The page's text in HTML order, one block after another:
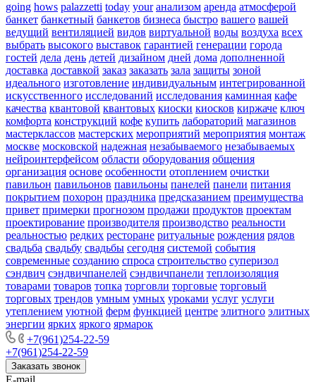
going hows palazzetti today your анализом аренда атмосферой
банкет банкетный банкетов бизнеса быстро вашего вашей
ведущий вентиляцией видов виртуальной воды воздуха всех
выбрать высокого выставок гарантией генерации города
гостей дела день детей дизайном дней дома дополненной
доставка доставкой заказ заказать зала защиты зоной
идеального изготовление индивидуальным интегрированной
искусственного исследований исследования каминная кафе
качества квантовой квантовых киоски киосков киржаче ключ
комфорта конструкций кофе купить лабораторий магазинов
мастерклассов мастерских мероприятий мероприятия монтаж
москве московской надежная незабываемого незабываемых
нейроинтерфейсом области оборудования общения
организация основе особенности отоплением очистки
павильон павильонов павильоны панелей панели питания
покрытием похорон праздника предсказанием преимущества
привет примерки прогнозом продажи продуктов проектам
проектирование производителя производство реальности
реальностью редких ресторане ритуальные рождения рядов
свадьба свадьбу свадьбы сегодня системой события
современные созданию спроса строительство суперизол
сэндвич сэндвичпанелей сэндвичпанели теплоизоляция
товарами товаров топка торговли торговые торговый
торговых трендов умным умных уроками услуг услуги
утеплением уютной ферм функцией центре элитного элитных
энергии ярких яркого ярмарок
+7(961)254-22-59
+7(961)254-22-59
Заказать звонок
E-mail